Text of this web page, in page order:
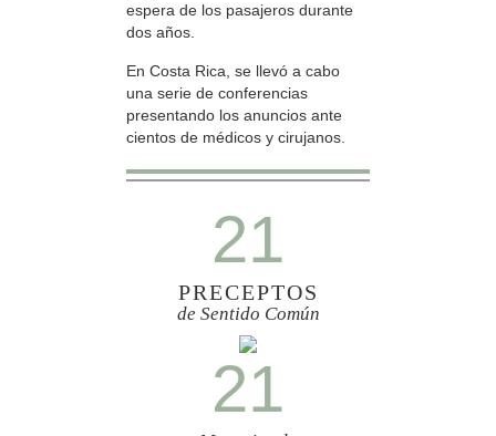
espera de los pasajeros durante
dos años.
En Costa Rica, se llevó a cabo
una serie de conferencias
presentando los anuncios ante
cientos de médicos y cirujanos.
21
PRECEPTOS
de Sentido Común
21